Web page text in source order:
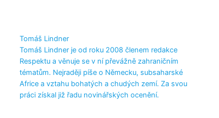
Tomáš Lindner
Tomáš Lindner je od roku 2008 členem redakce
Respektu a věnuje se v ní převážně zahraničním
tématům. Nejraději píše o Německu, subsaharské
Africe a vztahu bohatých a chudých zemí. Za svou
práci získal již řadu novinářských ocenění.